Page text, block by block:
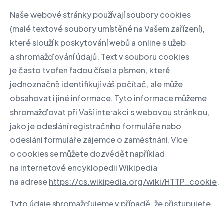
Naše webové stránky používají soubory cookies
(malé textové soubory umístěné na Vašem zařízení),
které slouží k poskytování webů a online služeb
a shromažďování údajů. Text v souboru cookies
je často tvořen řadou čísel a písmen, které
jednoznačně identifikují váš počítač, ale může
obsahovat i jiné informace. Tyto informace můžeme
shromažďovat při Vaší interakci s webovou stránkou,
jako je odeslání registračního formuláře nebo
odeslání formuláře zájemce o zaměstnání. Více
o cookies se můžete dozvědět například
na internetové encyklopedii Wikipedia
na adresehttps://cs.wikipedia.org/wiki/HTTP_cookie.
Tyto údaje shromažďujeme v případě, že přistupujete